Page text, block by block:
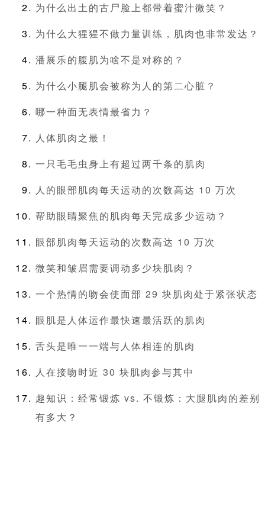
为什么出土的古尸脸上都带着蜜汁微笑？
为什么大猩猩不做力量训练，肌肉也非常发达？
潘展乐的腹肌为啥不是对称的？
为什么小腿肌会被称为人的第二心脏？
哪一种面无表情最省力？
人体肌肉之最！
一只毛毛虫身上有超过两千条的肌肉
人的眼部肌肉每天运动的次数高达 10 万次
帮助眼睛聚焦的肌肉每天完成多少运动？
眼部肌肉每天运动的次数高达 10 万次
微笑和皱眉需要调动多少块肌肉？
一个热情的吻会使面部 29 块肌肉处于紧张状态
眼肌是人体运作最快速最活跃的肌肉
舌头是唯一一端与人体相连的肌肉
人在接吻时近 30 块肌肉参与其中
趣知识：经常锻炼 vs. 不锻炼：大腿肌肉的差别
有多大？